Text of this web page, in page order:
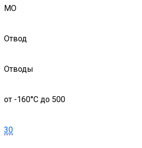
MO
Отвод
Отводы
от -160°С до 500
30